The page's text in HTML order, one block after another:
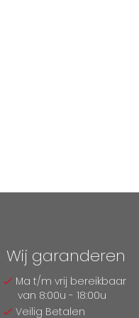
Wij garanderen
Ma t/m vrij bereikbaar
van 8:00u - 18:00u
Veilig Betalen